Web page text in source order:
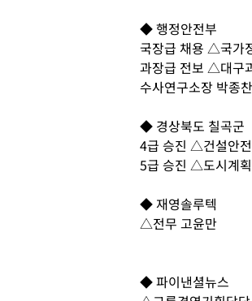
◆ 행정안전부
국장급 채용 △국가
과장급 전보 △대구
수사연구소장 박종찬
◆ 경상북도 칠곡군
4급 승진 △건설안
5급 승진 △도시계
◆ 재영솔루텍
△전무 고윤만
◆ 파이낸셜뉴스